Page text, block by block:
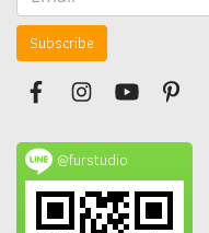
Subscribe
@furstudio